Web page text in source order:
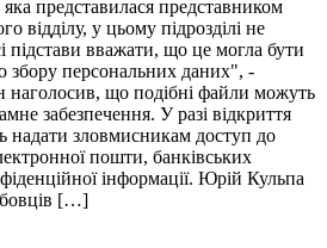
представилася представником
відділу, у цьому підрозділі не
підстави вважати, що це могла бути
збору персональних даних", -
наголосив, що подібні файли можуть
забезпечення. У разі відкриття
надати зловмисникам доступ до
пошти, банківських
інформації. Юрій Кульпа
[…]